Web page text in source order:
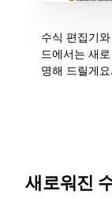
수식 편집기
드에서는 새
명해 드릴게요.
새로워진